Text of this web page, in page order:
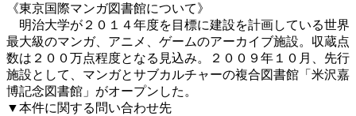
《東京国際マンガ図書館について》
明治大学が２０１４年度を目標に建設を計画している世界
最大級のマンガ、アニメ、ゲームのアーカイブ施設。収蔵点
数は２００万点程度となる見込み。２００９年１０月、先行
施設として、マンガとサブカルチャーの複合図書館「米沢嘉
博記念図書館」がオープンした。
▼本件に関する問い合わせ先